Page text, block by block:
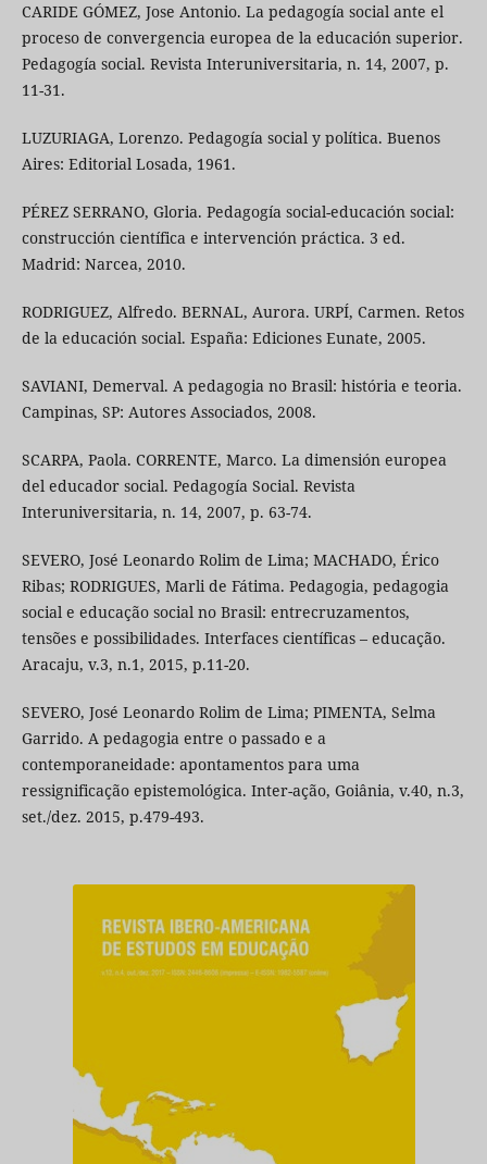
CARIDE GÓMEZ, Jose Antonio. La pedagogía social ante el
proceso de convergencia europea de la educación superior.
Pedagogía social. Revista Interuniversitaria, n. 14, 2007, p.
11-31.
LUZURIAGA, Lorenzo. Pedagogía social y política. Buenos
Aires: Editorial Losada, 1961.
PÉREZ SERRANO, Gloria. Pedagogía social-educación social:
construcción científica e intervención práctica. 3 ed.
Madrid: Narcea, 2010.
RODRIGUEZ, Alfredo. BERNAL, Aurora. URPÍ, Carmen. Retos
de la educación social. España: Ediciones Eunate, 2005.
SAVIANI, Demerval. A pedagogia no Brasil: história e teoria.
Campinas, SP: Autores Associados, 2008.
SCARPA, Paola. CORRENTE, Marco. La dimensión europea
del educador social. Pedagogía Social. Revista
Interuniversitaria, n. 14, 2007, p. 63-74.
SEVERO, José Leonardo Rolim de Lima; MACHADO, Érico
Ribas; RODRIGUES, Marli de Fátima. Pedagogia, pedagogia
social e educação social no Brasil: entrecruzamentos,
tensões e possibilidades. Interfaces científicas – educação.
Aracaju, v.3, n.1, 2015, p.11-20.
SEVERO, José Leonardo Rolim de Lima; PIMENTA, Selma
Garrido. A pedagogia entre o passado e a
contemporaneidade: apontamentos para uma
ressignificação epistemológica. Inter-ação, Goiânia, v.40, n.3,
set./dez. 2015, p.479-493.